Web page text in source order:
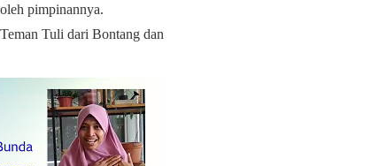
pimpinannya.
Tuli dari Bontang dan